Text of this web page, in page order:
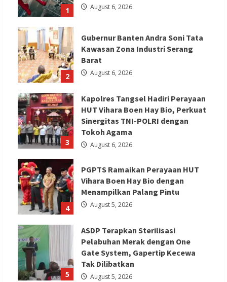
1 August 6, 2026
2
Gubernur Banten Andra Soni Tata
Kawasan Zona Industri Serang
Barat
August 6, 2026
3
Kapolres Tangsel Hadiri Perayaan
HUT Vihara Boen Hay Bio, Perkuat
Sinergitas TNI-POLRI dengan
Tokoh Agama
August 6, 2026
4
PGPTS Ramaikan Perayaan HUT
Vihara Boen Hay Bio dengan
Menampilkan Palang Pintu
August 5, 2026
5
ASDP Terapkan Sterilisasi
Pelabuhan Merak dengan One
Gate System, Gapertip Kecewa
Tak Dilibatkan
August 5, 2026